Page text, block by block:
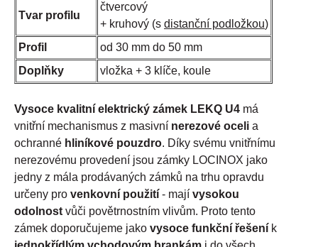
Tvar profilu
čtvercový
+ kruhový (s distanční podložkou)
Profil
od 30 mm do 50 mm
Doplňky
vložka + 3 klíče, koule
Vysoce kvalitní elektrický zámek LEKQ U4 má
vnitřní mechanismus z masivní nerezové oceli a
ochranné hliníkové pouzdro. Díky svému vnitřnímu
nerezovému provedení jsou zámky LOCINOX jako
jedny z mála prodávaných zámků na trhu opravdu
určeny pro venkovní použití - mají vysokou
odolnost vůči povětrnostním vlivům. Proto tento
zámek doporučujeme jako vysoce funkční řešení k